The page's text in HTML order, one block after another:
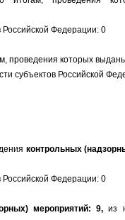
Российской Федерации: 0
проведения которых
субъектов Российской
контрольных
Российской Федерации: 0
мероприятий: 9,из